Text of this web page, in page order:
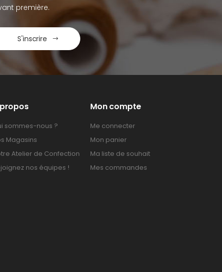
première.
S'inscrire
sommes-nous ?
Magasins
Atelier de Confection
nos équipes !
Mon compte
Me connecter
Mon panier
Ma liste de souhait
Mes commandes